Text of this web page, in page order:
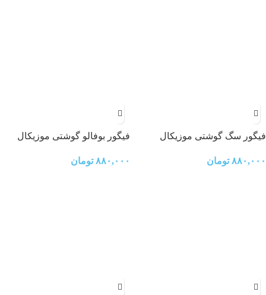
فیگور سگ گوشتی موزیکال
۸۸۰,۰۰۰ تومان
فیگور بوفالو گوشتی موزیکال
۸۸۰,۰۰۰ تومان